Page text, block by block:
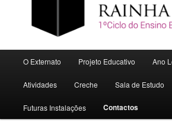
principal
Saltar
para
o
O Externato Projeto Educativo Ano
Atividades Creche Sala de Estudo
Futuras Instalações Contactos